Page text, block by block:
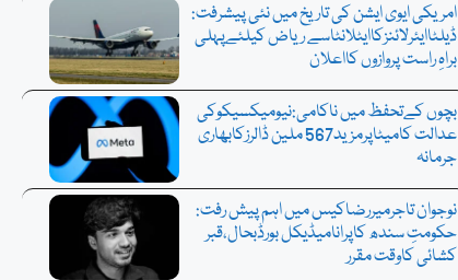
امریکی ایوی ایشن کی تاریخ میں نئی پیشرفت:
ڈیلٹاایئرلائنزکاایٹلانٹاسے ریاض کیلئےپہلی
براہِ راست پروازوں کااعلان
بچوں کےتحفظ میں ناکامی:نیومیکسیکوکی
عدالت کامیٹاپرمزید567 ملین ڈالرزکابھاری
جرمانہ
نوجوان تاجرمیررضاکیس میں اہم پیش رفت:
حکومتِ سندھ کاپرانامیڈیکل بورڈبحال،قبر
کشائی کاوقت مقرر